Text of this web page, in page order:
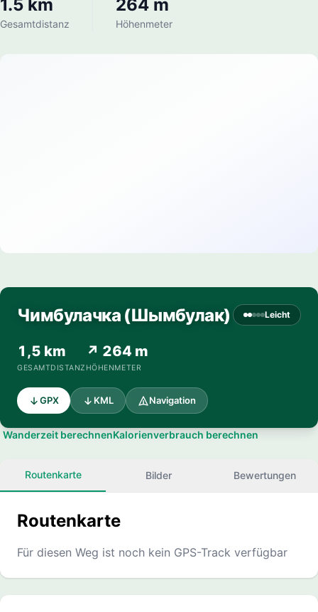
1.5 km
Gesamtdistanz
264 m
Höhenmeter
Чимбулачка (Шымбулак) Leicht
1,5 km
GESAMTDISTANZ
↗ 264 m
HÖHENMETER
GPX KML Navigation
Wanderzeit berechnenKalorienverbrauch berechnen
Routenkarte Bilder Bewertungen
Routenkarte
Für diesen Weg ist noch kein GPS-Track verfügbar